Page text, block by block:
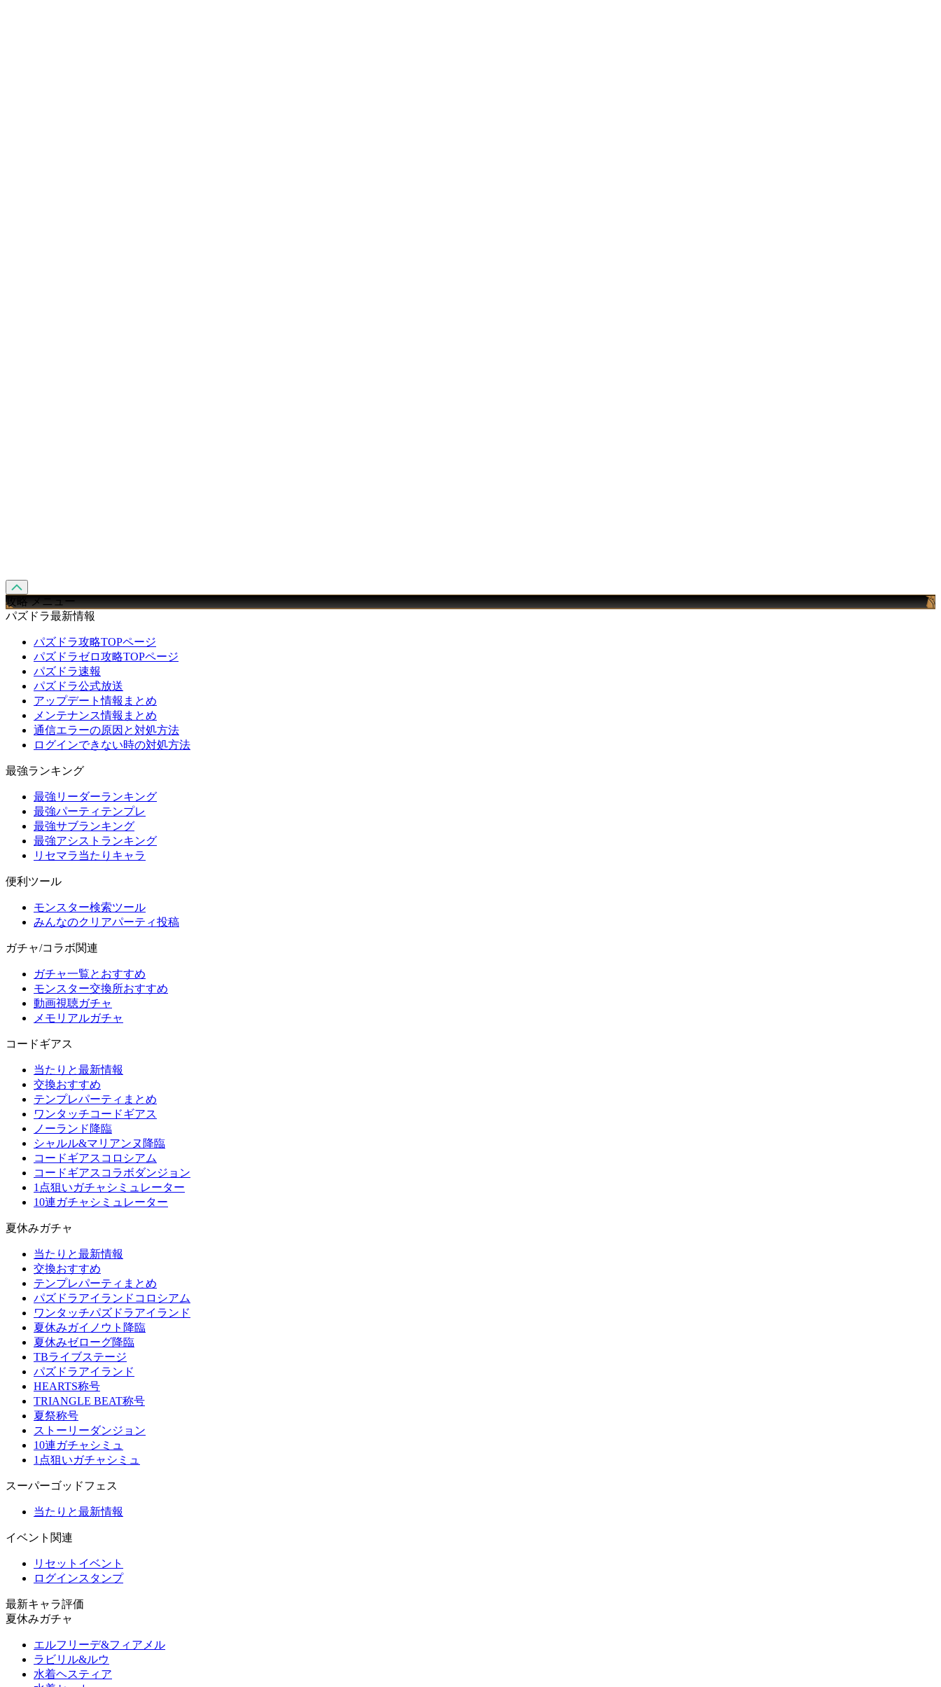
攻略 メニュー
パズドラ最新情報
パズドラ攻略TOPページ
パズドラゼロ攻略TOPページ
パズドラ速報
パズドラ公式放送
アップデート情報まとめ
メンテナンス情報まとめ
通信エラーの原因と対処方法
ログインできない時の対処方法
最強ランキング
最強リーダーランキング
最強パーティテンプレ
最強サブランキング
最強アシストランキング
リセマラ当たりキャラ
便利ツール
モンスター検索ツール
みんなのクリアパーティ投稿
ガチャ/コラボ関連
ガチャ一覧とおすすめ
モンスター交換所おすすめ
動画視聴ガチャ
メモリアルガチャ
コードギアス
当たりと最新情報
交換おすすめ
テンプレパーティまとめ
ワンタッチコードギアス
ノーランド降臨
シャルル&マリアンヌ降臨
コードギアスコロシアム
コードギアスコラボダンジョン
1点狙いガチャシミュレーター
10連ガチャシミュレーター
夏休みガチャ
当たりと最新情報
交換おすすめ
テンプレパーティまとめ
パズドラアイランドコロシアム
ワンタッチパズドラアイランド
夏休みガイノウト降臨
夏休みゼローグ降臨
TBライブステージ
パズドラアイランド
HEARTS称号
TRIANGLE BEAT称号
夏祭称号
ストーリーダンジョン
10連ガチャシミュ
1点狙いガチャシミュ
スーパーゴッドフェス
当たりと最新情報
イベント関連
リセットイベント
ログインスタンプ
最新キャラ評価
夏休みガチャ
エルフリーデ&フィアメル
ラビリル&ルウ
水着ヘスティア